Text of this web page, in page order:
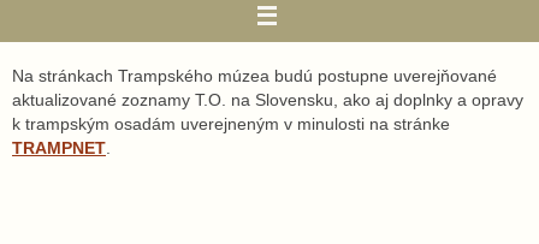
Na stránkach Trampského múzea budú postupne uverejňované
aktualizované zoznamy T.O. na Slovensku, ako aj doplnky a opravy
k trampským osadám uverejneným v minulosti na stránke
TRAMPNET